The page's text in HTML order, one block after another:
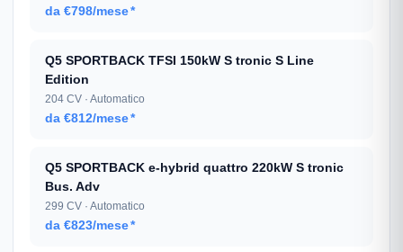
da €798/mese*
Q5 SPORTBACK TFSI 150kW S tronic S Line
Edition
204 CV · Automatico
da €812/mese*
Q5 SPORTBACK e-hybrid quattro 220kW S tronic
Bus. Adv
299 CV · Automatico
da €823/mese*